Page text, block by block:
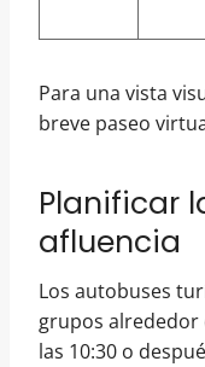
Para una vista
breve paseo
Planificar
afluencia
Los autobuses
grupos alrededor
las 10:30 o